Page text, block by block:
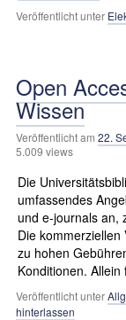
Veröffentlicht unter
Open
Wissen
Veröffentlicht am 22.
5.009 views
Die
umfassendes
und e-journals an,
Die
zu hohen
Konditionen.
Veröffentlicht unter
hinterlassen